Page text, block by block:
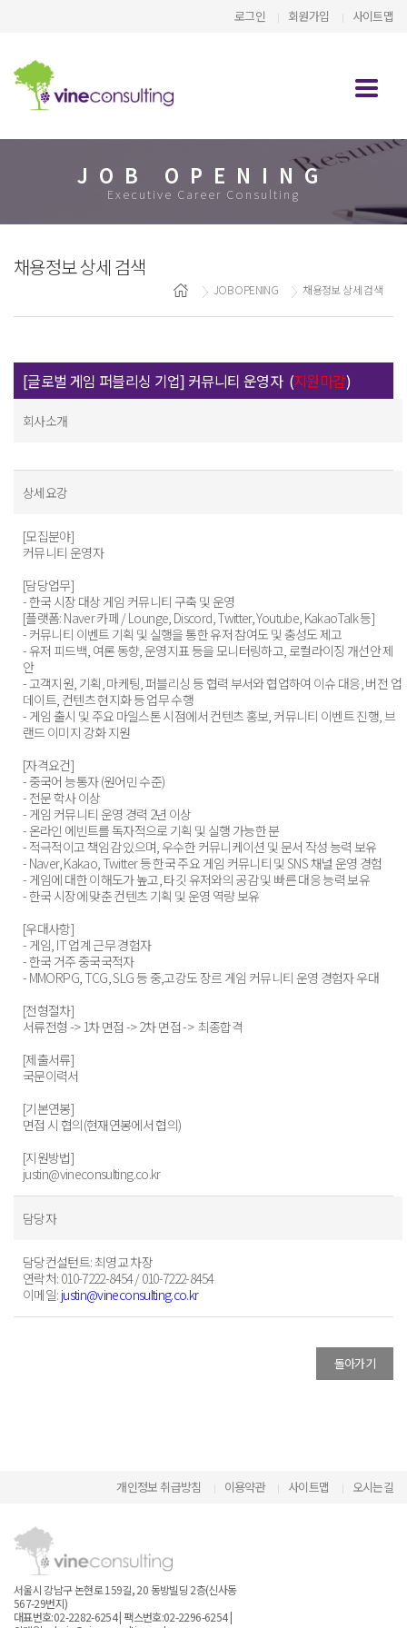
로그인 회원가입 사이트맵
JOB OPENING
Executive Career Consulting
채용정보 상세 검색
JOB OPENING 채용정보 상세 검색
[글로벌 게임 퍼블리싱 기업] 커뮤니티 운영자 (지원마감)
회사소개
상세요강
[모집분야]
커뮤니티 운영자
[담당업무]
- 한국 시장 대상 게임 커뮤니티 구축 및 운영
[플랫폼: Naver 카페 / Lounge, Discord, Twitter, Youtube, KakaoTalk 등]
- 커뮤니티 이벤트 기획 및 실행을 통한 유저 참여도 및 충성도 제고
- 유저 피드백, 여론 동향, 운영지표 등을 모니터링하고, 로컬라이징 개선안 제
안
- 고객지원, 기획, 마케팅, 퍼블리싱 등 협력 부서와 협업하여 이슈 대응, 버전 업
데이트, 컨텐츠 현지화 등 업무 수행
- 게임 출시 및 주요 마일스톤 시점에서 컨텐츠 홍보, 커뮤니티 이벤트 진행, 브
랜드 이미지 강화 지원
[자격요건]
- 중국어 능통자 (원어민 수준)
- 전문 학사 이상
- 게임 커뮤니티 운영 경력 2년 이상
- 온라인 에빈트를 독자적으로 기획 및 실행 가능한 분
- 적극적이고 책임감 있으며, 우수한 커뮤니케이션 및 문서 작성 능력 보유
- Naver, Kakao, Twitter 등 한국 주요 게임 커뮤니티 및 SNS 채널 운영 경험
- 게임에 대한 이해도가 높고, 타깃 유저와의 공감 및 빠른 대응 능력 보유
- 한국 시장에 맞춘 컨텐츠 기획 및 운영 역량 보유
[우대사항]
- 게임, IT 업계 근무 경험자
- 한국 거주 중국국적자
- MMORPG, TCG, SLG 등 중,고강도 장르 게임 커뮤니티 운영 경험자 우대
[전형절차]
서류전형 -> 1차 면접 -> 2차 면접 -> 최종합격
[제출서류]
국문이력서
[기본연봉]
면접 시 협의(현재연봉에서 협의)
[지원방법]
justin@vineconsulting.co.kr
담당자
담당컨설턴트: 최영교 차장
연락처: 010-7222-8454 / 010-7222-8454
이메일: justin@vineconsulting.co.kr
돌아가기
개인정보 취급방침 이용약관 사이트맵 오시는길
서울시 강남구 논현로 159길, 20 동방빌딩 2층(신사동
567-29번지)
대표번호:02-2282-6254 | 팩스번호:02-2296-6254 |